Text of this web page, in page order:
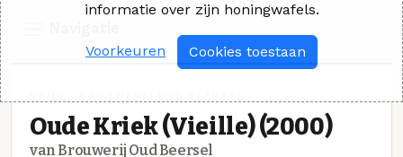
Oude Kriek (Vieille) (2000)
van Brouwerij Oud Beersel
informatie over zijn honingwafels.
Voorkeuren Cookies toestaan